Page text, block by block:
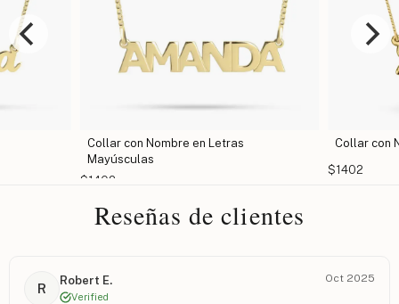
Collar
$1108
Collar con Nombre Estilo Inglés Antiguo
$1402
Reseñas de clientes
R
Robert E.
Verified
Oct 2025